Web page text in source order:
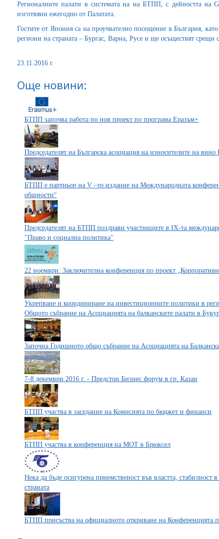
Регионалните палати в системата на на БТПП, с дейността на
изготвяни ежегодно от Палатата.
Гостите от Япония са на проучвателно посещение в България,
региони на страната – Бургас, Варна, Русе и ще осъществят срещи
23.11.2016 г.
Още новини:
БТПП започва работа по нов проект по програма Еразъм+
Председателят на Българска асоциация на износителите на
БТПП e партньор на V –то издание на Международната
общности“
Председателят на БТПП поздрави участниците в IX-та
"Право и социална политика"
22 ноември: Заключителна конференция по проект
Укрепване и координиране на инвестиционните политики в
Общото събрание на Асоциацията на балканските палати в
Започна Годишното общо събрание на Асоциацията на
7-8 декември 2016 г. - Предстои Бизнес форум в гр. Казан
БТПП участва в заседание на Комисията по бюджет и финанси
БТПП участва в конференция на МОТ в Брюксел
Нека да бъде осигурена приемственост във властта,
страната
БТПП присъства на официалното откриване на Конференцията